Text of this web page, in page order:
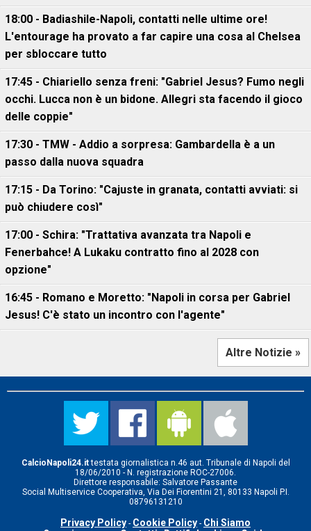
18:00 - Badiashile-Napoli, contatti nelle ultime ore!
L'entourage ha provato a far capire una cosa al Chelsea
per sbloccare tutto
17:45 - Chiariello senza freni: "Gabriel Jesus? Fumo negli
occhi. Lucca non è un bidone. Allegri sta facendo il gioco
delle coppie"
17:30 - TMW - Addio a sorpresa: Gambardella è a un
passo dalla nuova squadra
17:15 - Da Torino: "Cajuste in granata, contatti avviati: si
può chiudere così"
17:00 - Schira: "Trattativa avanzata tra Napoli e
Fenerbahce! A Lukaku contratto fino al 2028 con
opzione"
16:45 - Romano e Moretto: "Napoli in corsa per Gabriel
Jesus! C'è stato un incontro con l'agente"
Altre Notizie »
CalcioNapoli24.ittestata giornalistica n.46 aut. Tribunale di Napoli del
18/06/2010 - N. registrazione ROC-27006.
Direttore responsabile: Salvatore Passante
Social Multiservice Cooperativa, Via Dei Fiorentini 21, 80133 Napoli P.I.
08796131210
Privacy Policy - Cookie Policy - Chi Siamo